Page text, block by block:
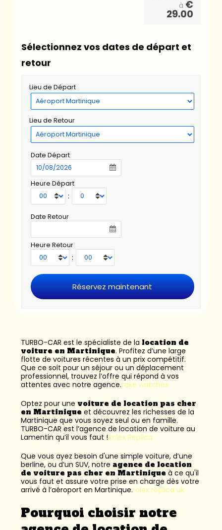
à €
29.00
Sélectionnez vos dates de départ et
retour
Lieu de Départ
Lieu de Retour
Date Départ
Heure Départ
:
Date Retour
Heure Retour
:
TURBO-CAR est le spécialiste de la location de
voiture en Martinique. Profitez d’une large
flotte de voitures récentes à un prix compétitif.
Que ce soit pour un séjour ou un déplacement
professionnel, trouvez l’offre qui répond à vos
attentes avec notre agence.fake watches
Optez pour une voiture de location pas cher
en Martinique et découvrez les richesses de la
Martinique que vous soyez seul ou en famille.
TURBO-CAR est l’agence de location de voiture au
Lamentin qu’il vous faut !Rolex Replica
Que vous ayez besoin d'une simple voiture, d’une
berline, ou d’un SUV, notre agence de location
de voiture pas cher en Martinique à ce qu'il
vous faut et assure votre prise en charge dès votre
arrivé à l’aéroport en Martinique.rolex replica uk
Pourquoi choisir notre